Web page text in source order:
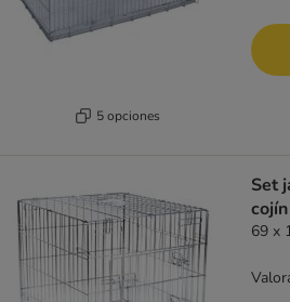
5 opciones
Set
cojín
69 x